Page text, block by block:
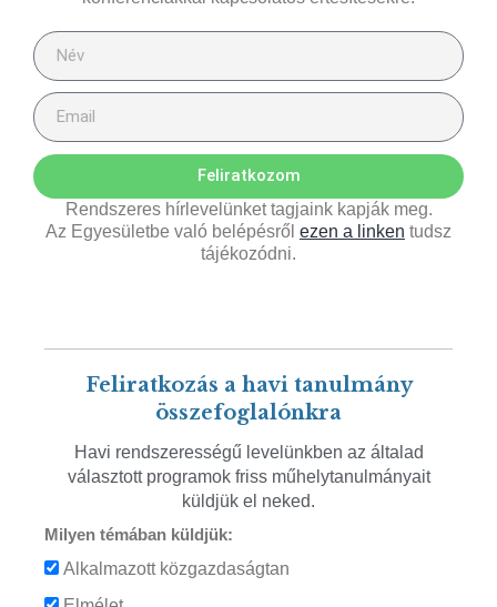
Feliratkozom
Rendszeres hírlevelünket tagjaink kapják meg.
Az Egyesületbe való belépésről ezen a linken tudsz
tájékozódni.
Feliratkozás a havi tanulmány
összefoglalónkra
Havi rendszerességű levelünkben az általad
választott programok friss műhelytanulmányait
küldjük el neked.
Milyen témában küldjük:
Alkalmazott közgazdaságtan